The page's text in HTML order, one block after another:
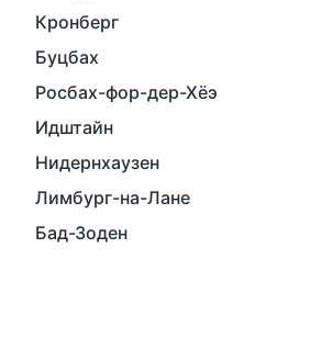
Кронберг
Буцбах
Росбах-фор-дер-Хёэ
Идштайн
Нидернхаузен
Лимбург-на-Лане
Бад-Зоден